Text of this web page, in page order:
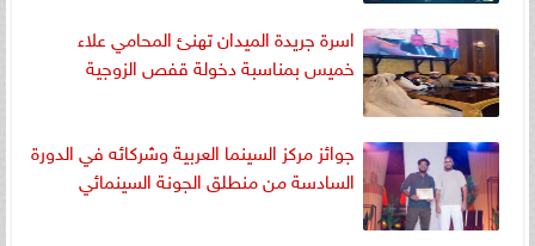
اسرة جريدة الميدان تهنئ المحامي علاء
خميس بمناسبة دخولة قفص الزوجية
جوائز مركز السينما العربية وشركائه في الدورة
السادسة من منطلق الجونة السينمائي